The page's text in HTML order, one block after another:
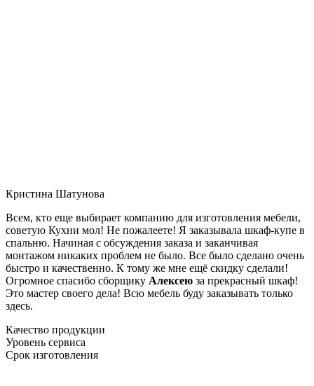
Кристина Шатунова
Всем, кто еще выбирает компанию для изготовления мебели,
советую Кухни мол! Не пожалеете! Я заказывала шкаф-купе в
спальню. Начиная с обсуждения заказа и заканчивая
монтажом никаких проблем не было. Все было сделано очень
быстро и качественно. К тому же мне ещё скидку сделали!
Огромное спасибо сборщику Алексею за прекрасный шкаф!
Это мастер своего дела! Всю мебель буду заказывать только
здесь.
Качество продукции
Уровень сервиса
Срок изготовления